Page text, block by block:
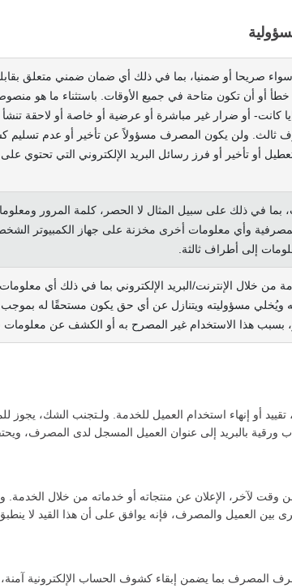
صريحا أو ضمنيا، بما في ذلك أي ضمان ضمني متعلق
أن تكون متاحة في جميع الأوقات. باستثناء ما هو منصوص
أو ضرار غير مباشرة أو عرضية أو خاصة أو لاحقة تنشأ
ثالث. ولن يكون المصرف مسؤولاً عن تأخير أو عدم تسليم
أو تأخير أو فرز رسائل البريد الإلكتروني التي
بما في ذلك على سبيل المثال لا الحصر، كلمة المرور
وأي معلومات أخرى مخزنة على جهاز الكمبيوتر
إلى أطراف ثالثة.
من خلال الإنترنت/البريد الإلكتروني بما في ذلك أي
ويُخلي مسؤوليته ويتنازل عن أي حق يكون مستحقًا له بموجب
بسبب هذا الاستخدام غير المصرح به أو الكشف عن معلومات
أو إنهاء استخدام العميل للخدمة. ولـتجنب الشك،
ورقية بالبريد إلى عنوان العميل المسجل لدى
وقت لآخر، الإعلان عن منتجاته أو خدماته من خلال
بين العميل والمصرف، فإنه يوافق على أن هذا القيد لا
المصرف بما يضمن إبقاء كشوف الحساب الإلكترونية